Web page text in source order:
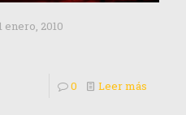
enero, 2010
0 Leer más